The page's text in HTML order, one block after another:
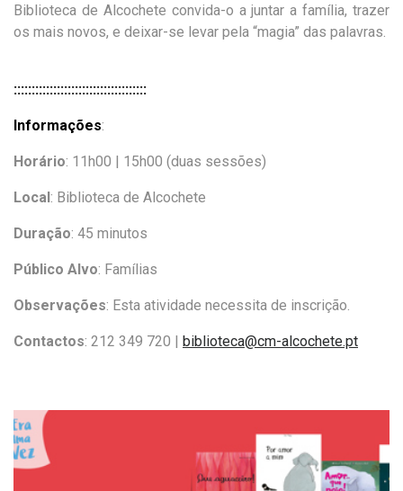
Biblioteca de Alcochete convida-o a juntar a família, trazer
os mais novos, e deixar-se levar pela “magia” das palavras.
:::::::::::::::::::::::::::::::::::::
Informações:
Horário: 11h00 | 15h00 (duas sessões)
Local: Biblioteca de Alcochete
Duração: 45 minutos
Público Alvo: Famílias
Observações: Esta atividade necessita de inscrição.
Contactos: 212 349 720 | biblioteca@cm-alcochete.pt